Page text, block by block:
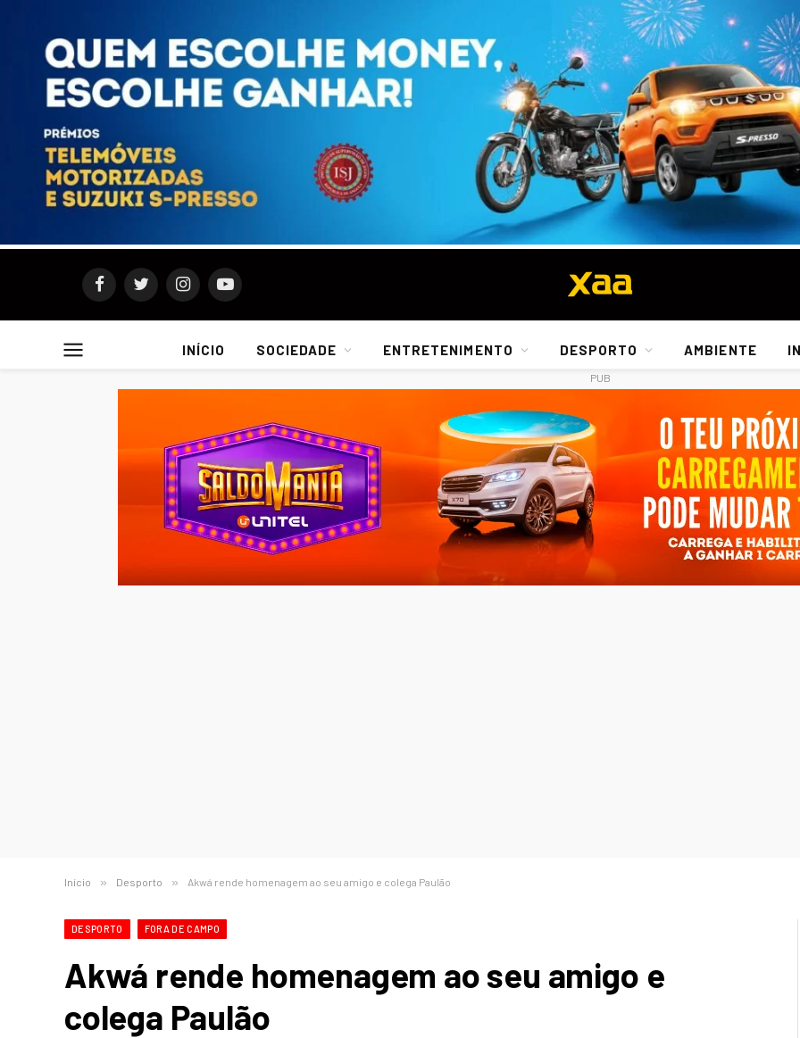
FacebookTwitterInstagramYouTube
INÍCIO SOCIEDADE ENTRETENIMENTO DESPORTO AMBIENTE
PUB
Início » Desporto » Akwá rende homenagem ao seu amigo e colega Paulão
DESPORTO FORA DE CAMPO
Akwá rende homenagem ao seu amigo e
colega Paulão